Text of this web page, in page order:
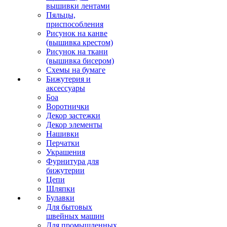
вышивки лентами
Пяльцы,
приспособления
Рисунок на канве
(вышивка крестом)
Рисунок на ткани
(вышивка бисером)
Схемы на бумаге
Бижутерия и
аксессуары
Боа
Воротнички
Декор застежки
Декор элементы
Нашивки
Перчатки
Украшения
Фурнитура для
бижутерии
Цепи
Шляпки
Булавки
Для бытовых
швейных машин
Для промышленных